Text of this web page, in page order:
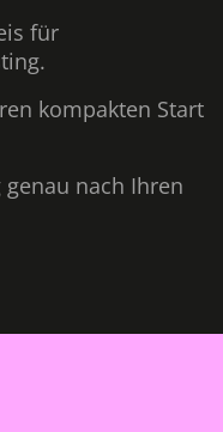
für
kompakten Start
nach Ihren